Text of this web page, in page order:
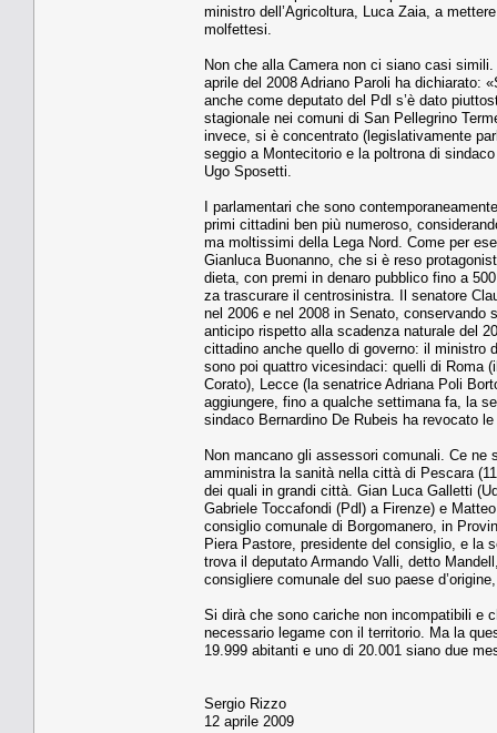
mini­stro dell’Agricoltura, Luca Zaia, a
molfettesi.
Non che alla Camera non ci siano casi
aprile del 2008 Adriano Paroli ha dichiarato:
anche come deputa­to del Pdl s’è dato
stagionale nei comuni di San Pellegrino
invece, si è concentrato (legislativamente
seggio a Monteci­torio e la poltrona di
Ugo Sposetti.
I parlamentari che sono
pri­mi cittadini ben più numeroso,
ma moltissi­mi della Lega Nord. Come per
Gianluca Buonan­no, che si è reso
dieta, con premi in denaro pubblico fino a
za trascurare il centrosinistra. Il se­natore
nel 2006 e nel 2008 in Senato, conser­vando
anticipo ri­spetto alla scadenza naturale del
cittadino anche quello di governo: il ministro
sono poi quattro vicesindaci: quelli di Roma
Corato), Lecce (la senatrice Adriana Poli
aggiungere, fino a qualche settimana fa, la
sindaco Bernardino De Ru­beis ha revocato
Non mancano gli assessori comu­nali. Ce ne
amministra la sanità nella città di Pescara
dei quali in grandi città. Gian Luca Galletti
Gabriele Toccafondi (Pdl) a Fi­renze) e
consi­glio comunale di Borgomanero, in
Piera Pastore, pre­sidente del consiglio, e la
trova il deputato Armando Valli, detto
consi­gliere comunale del suo paese
Si dirà che sono cariche non in­compatibili e
necessario le­game con il territorio. Ma la
19.999 abitanti e uno di 20.001 siano due
Sergio Rizzo
12 aprile 2009